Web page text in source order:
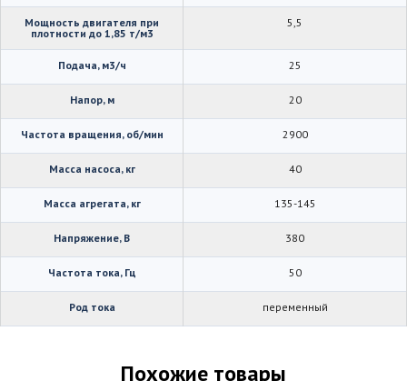
Мощность двигателя при
плотности до 1,85 т/м3
5,5
Подача, м3/ч 25
Напор, м 20
Частота вращения, об/мин 2900
Масса насоса, кг 40
Масса агрегата, кг 135-145
Напряжение, В 380
Частота тока, Гц 50
Род тока переменный
Похожие товары